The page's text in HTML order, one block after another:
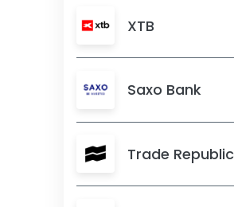
XTB
Saxo Bank
Trade Republic